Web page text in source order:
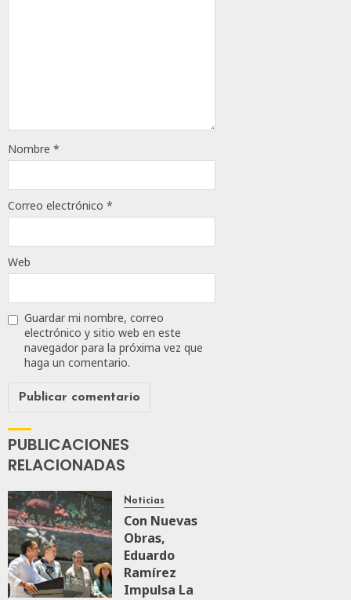
Nombre *
Correo electrónico *
Web
Guardar mi nombre, correo
electrónico y sitio web en este
navegador para la próxima vez que
haga un comentario.
PUBLICACIONES
RELACIONADAS
Noticias
Con Nuevas
Obras,
Eduardo
Ramírez
Impulsa La